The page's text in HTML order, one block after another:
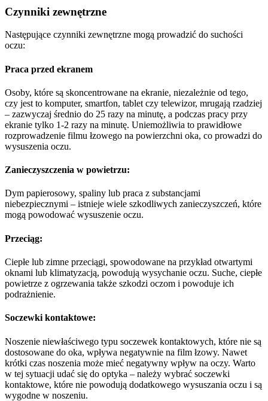
Czynniki zewnętrzne
Następujące czynniki zewnętrzne mogą prowadzić do suchości
oczu:
Praca przed ekranem
Osoby, które są skoncentrowane na ekranie, niezależnie od tego,
czy jest to komputer, smartfon, tablet czy telewizor, mrugają rzadziej
– zazwyczaj średnio do 25 razy na minutę, a podczas pracy przy
ekranie tylko 1-2 razy na minutę. Uniemożliwia to prawidłowe
rozprowadzenie filmu łzowego na powierzchni oka, co prowadzi do
wysuszenia oczu.
Zanieczyszczenia w powietrzu:
Dym papierosowy, spaliny lub praca z substancjami
niebezpiecznymi – istnieje wiele szkodliwych zanieczyszczeń, które
mogą powodować wysuszenie oczu.
Przeciąg:
Ciepłe lub zimne przeciągi, spowodowane na przykład otwartymi
oknami lub klimatyzacją, powodują wysychanie oczu. Suche, ciepłe
powietrze z ogrzewania także szkodzi oczom i powoduje ich
podrażnienie.
Soczewki kontaktowe:
Noszenie niewłaściwego typu soczewek kontaktowych, które nie są
dostosowane do oka, wpływa negatywnie na film łzowy. Nawet
krótki czas noszenia może mieć negatywny wpływ na oczy. Warto
w tej sytuacji udać się do optyka – należy wybrać soczewki
kontaktowe, które nie powodują dodatkowego wysuszania oczu i są
wygodne w noszeniu.